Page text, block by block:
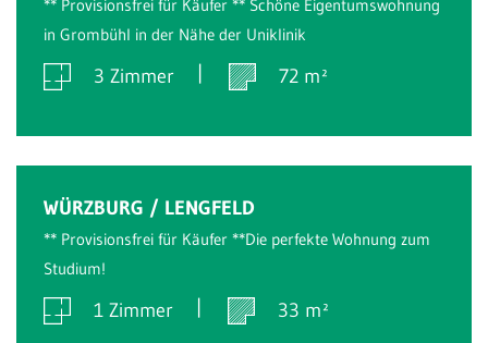
** Provisionsfrei für Käufer ** Schöne Eigentumswohnung
in Grombühl in der Nähe der Uniklinik
3 Zimmer 72 m²
WÜRZBURG / LENGFELD
** Provisionsfrei für Käufer **Die perfekte Wohnung zum
Studium!
1 Zimmer 33 m²